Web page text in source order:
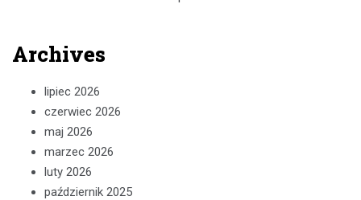
Archives
lipiec 2026
czerwiec 2026
maj 2026
marzec 2026
luty 2026
październik 2025